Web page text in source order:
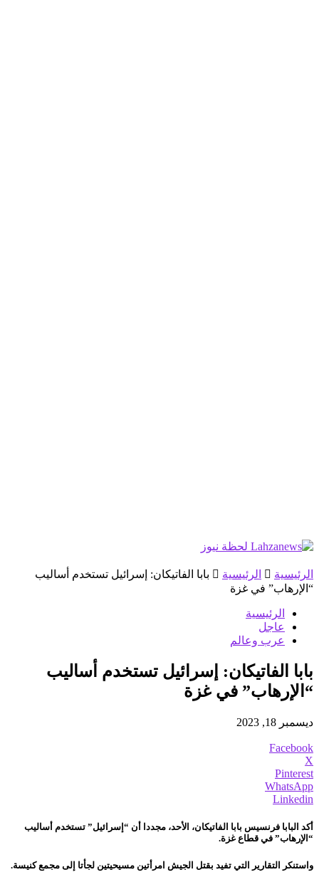
الرئيسية الرئيسية
بابا الفاتيكان: إسرائيل تستخدم أساليب
“الإرهاب” في غزة
الرئيسية
عاجل
عرب وعالم
بابا الفاتيكان: إسرائيل تستخدم أساليب
“الإرهاب” في غزة
ديسمبر 18, 2023
Facebook
X
Pinterest
WhatsApp
Linkedin
أكد البابا فرنسيس بابا الفاتيكان، الأحد، مجددا أن “إسرائيل” تستخدم أساليب
“الإرهاب” في قطاع غزة.
واستنكر التقارير التي تفيد بقتل الجيش امرأتين مسيحيتين لجأتا إلى مجمع كنيسة.